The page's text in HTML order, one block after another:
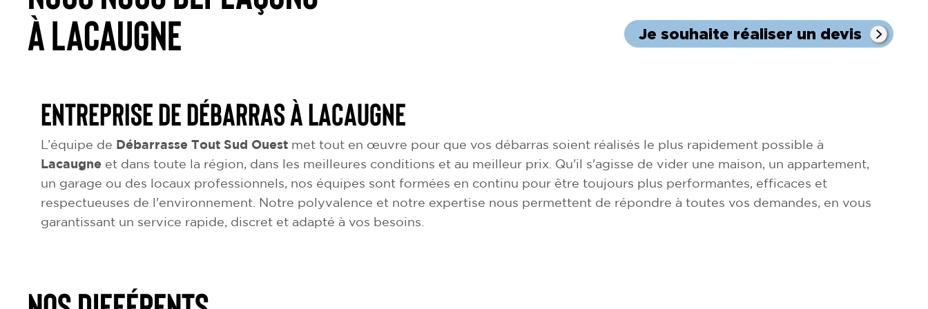
à Lacaugne
Je souhaite réaliser un devis
Entreprise de débarras à Lacaugne
L’équipe de Débarrasse Tout Sud Ouest met tout en œuvre pour que vos débarras soient réalisés le plus rapidement possible à
Lacaugne et dans toute la région, dans les meilleures conditions et au meilleur prix. Qu'il s'agisse de vider une maison, un appartement,
un garage ou des locaux professionnels, nos équipes sont formées en continu pour être toujours plus performantes, efficaces et
respectueuses de l'environnement. Notre polyvalence et notre expertise nous permettent de répondre à toutes vos demandes, en vous
garantissant un service rapide, discret et adapté à vos besoins.